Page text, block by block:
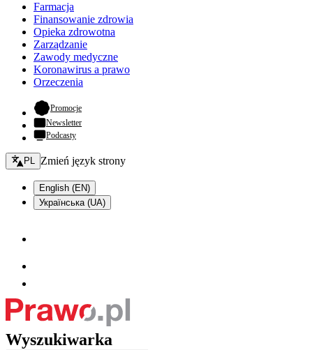
Farmacja
Finansowanie zdrowia
Opieka zdrowotna
Zarządzanie
Zawody medyczne
Koronawirus a prawo
Orzeczenia
Promocje- otwiera się w nowej karcie
Newsletter
Podcasty
Zmień język - bieżący:
PL Zmień język strony
English (EN)
Українська (UA)
Wyszukiwarka